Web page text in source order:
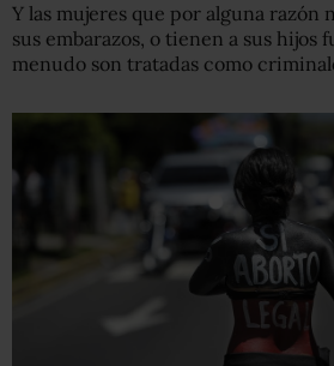
Y las mujeres que por alguna razón
sus embarazos, o tienen a sus hijos
menudo son tratadas como